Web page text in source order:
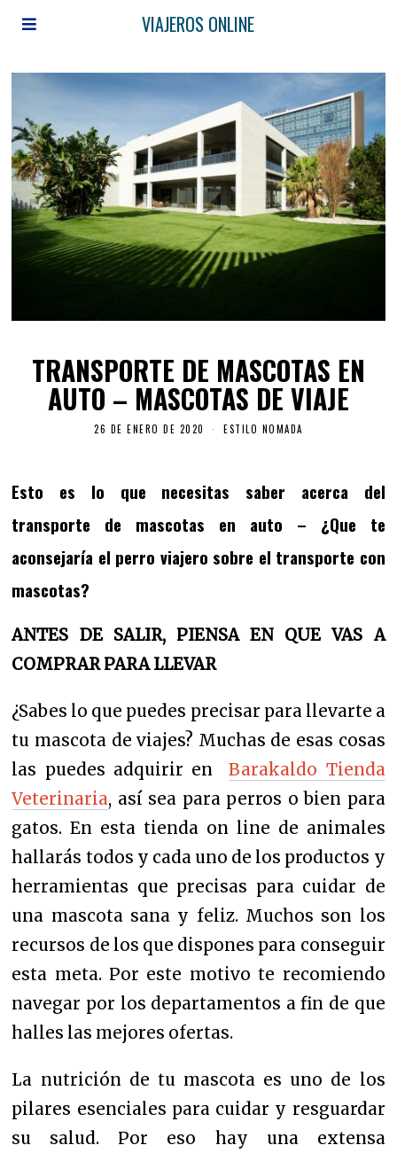
VIAJEROS ONLINE
TRANSPORTE DE MASCOTAS EN
AUTO – MASCOTAS DE VIAJE
26 DE ENERO DE 2020 ESTILO NOMADA
Esto es lo que necesitas saber acerca del
transporte de mascotas en auto – ¿Que te
aconsejaría el perro viajero sobre el transporte con
mascotas?
ANTES DE SALIR, PIENSA EN QUE VAS A
COMPRAR PARA LLEVAR
¿Sabes lo que puedes precisar para llevarte a
tu mascota de viajes? Muchas de esas cosas
las puedes adquirir en
Barakaldo Tienda
Veterinaria, así sea para perros o bien para
gatos. En esta tienda on line de animales
hallarás todos y cada uno de los productos y
herramientas que precisas para cuidar de
una mascota sana y feliz. Muchos son los
recursos de los que dispones para conseguir
esta meta. Por este motivo te recomiendo
navegar por los departamentos a fin de que
halles las mejores ofertas.
La nutrición de tu mascota es uno de los
pilares esenciales para cuidar y resguardar
su salud. Por eso hay una extensa